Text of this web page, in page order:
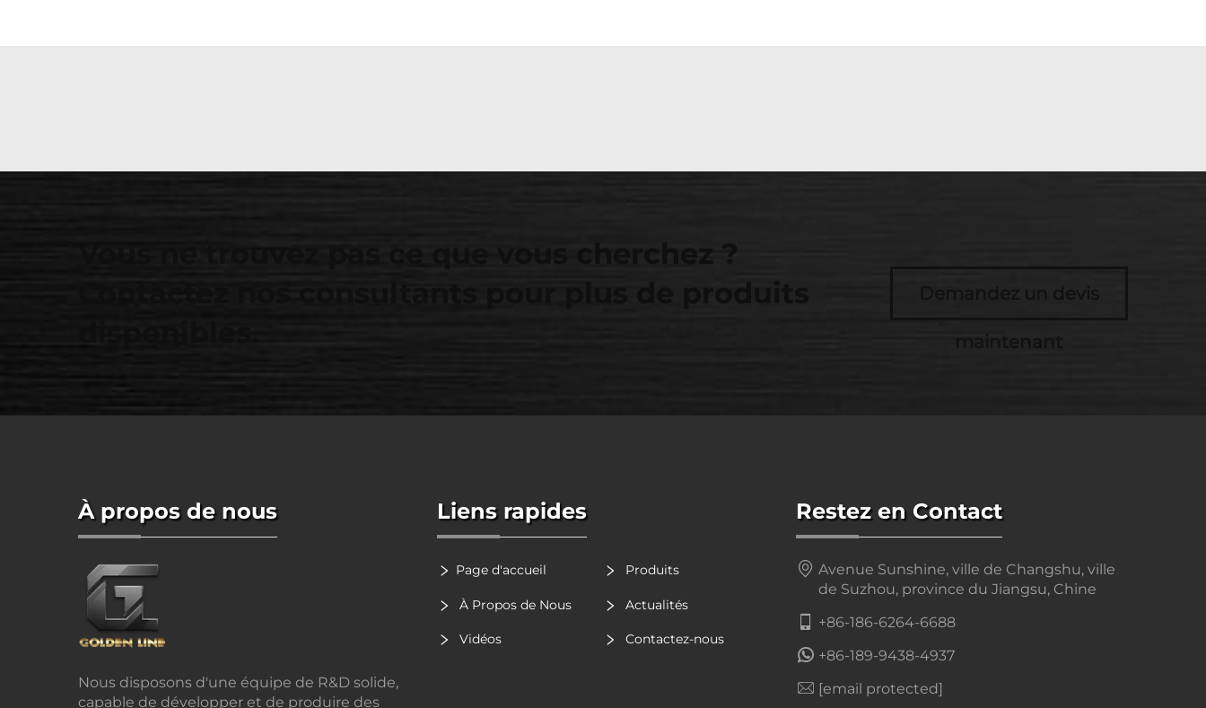
Vous ne trouvez pas ce que vous cherchez ?
À propos de nous
Nous disposons d'une équipe de R&D solide,
capable de développer et de produire des
Liens rapides
Page d'accueil Produits
À Propos de Nous Actualités
Vidéos Contactez-nous
Restez en Contact
Avenue Sunshine, ville de Changshu, ville
de Suzhou, province du Jiangsu, Chine
+86-186-6264-6688
+86-189-9438-4937
[email protected]